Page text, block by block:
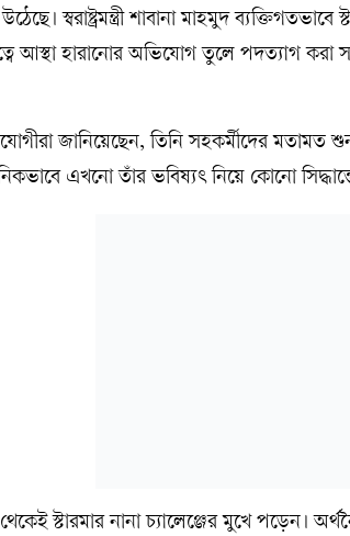
স্বরাষ্ট্রমন্ত্রী শাবানা মাহমুদ
আস্থা হারানোর অভিযোগ তুলে পদত্যাগ করা
জানিয়েছেন, তিনি সহকর্মীদের
এখনো তাঁর ভবিষ্যৎ নিয়ে কোনো
স্টারমার নানা চ্যালেঞ্জের মুখে পড়েন।